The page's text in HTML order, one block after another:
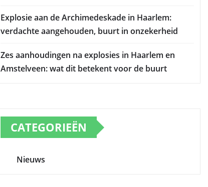
Explosie aan de Archimedeskade in Haarlem:
verdachte aangehouden, buurt in onzekerheid
Zes aanhoudingen na explosies in Haarlem en
Amstelveen: wat dit betekent voor de buurt
CATEGORIEËN
Nieuws